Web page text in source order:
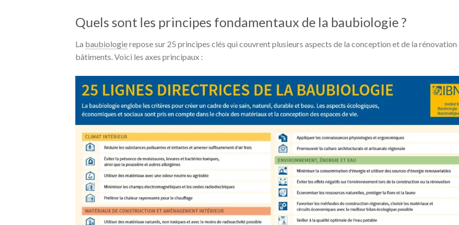
Quels sont les principes fondamentaux de la baubiologie ?
La baubiologierepose sur 25 principes clés qui couvrent plusieurs aspects de la conception et de la rénovation
bâtiments. Voici les axes principaux :